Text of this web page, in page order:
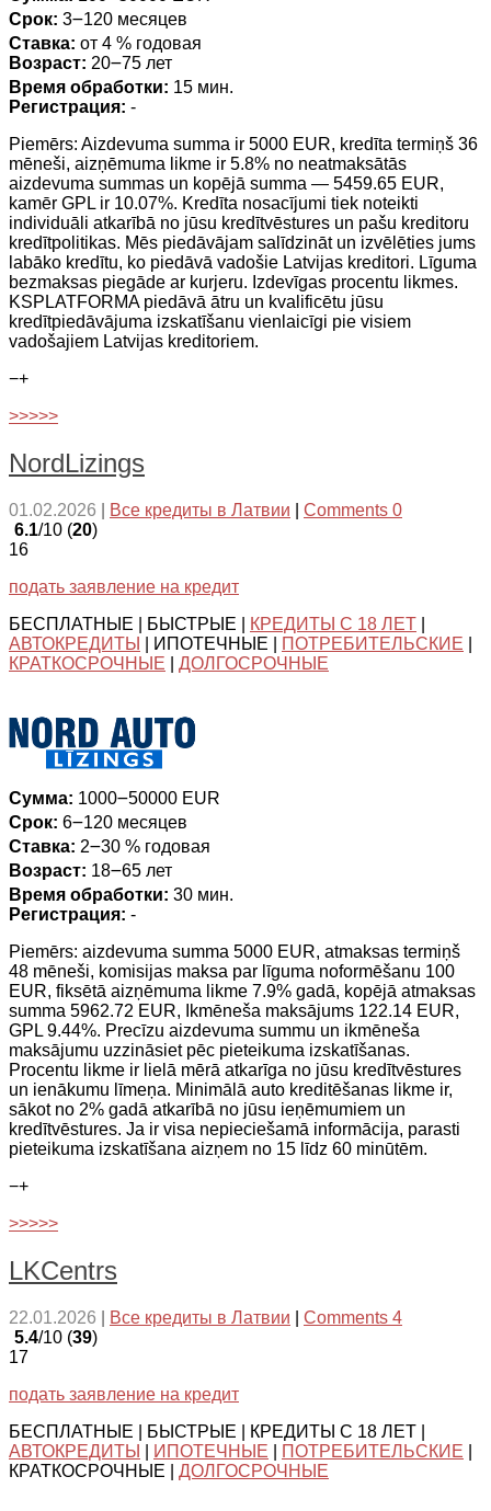
Срок: 3౼120 месяцев
Ставка: от 4 % годовая
Возраст: 20౼75 лет
Время обработки: 15 мин.
Регистрация: -
Piemērs: Aizdevuma summa ir 5000 EUR, kredīta termiņš 36
mēneši, aizņēmuma likme ir 5.8% no neatmaksātās
aizdevuma summas un kopējā summa — 5459.65 EUR,
kamēr GPL ir 10.07%. Kredīta nosacījumi tiek noteikti
individuāli atkarībā no jūsu kredītvēstures un pašu kreditoru
kredītpolitikas. Mēs piedāvājam salīdzināt un izvēlēties jums
labāko kredītu, ko piedāvā vadošie Latvijas kreditori. Līguma
bezmaksas piegāde ar kurjeru. Izdevīgas procentu likmes.
KSPLATFORMA piedāvā ātru un kvalificētu jūsu
kredītpiedāvājuma izskatīšanu vienlaicīgi pie visiem
vadošajiem Latvijas kreditoriem.
−+
>>>>>
NordLizings
01.02.2026 Все кредиты в Латвии
Comments 0
6.1/10 (20)
16
подать заявление на кредит
БЕСПЛАТНЫЕ | БЫСТРЫЕ |
КРЕДИТЫ С 18 ЛЕТ
АВТОКРЕДИТЫ
| ИПОТЕЧНЫЕ | ПОТРЕБИТЕЛЬСКИЕ
КРАТКОСРОЧНЫЕ
ДОЛГОСРОЧНЫЕ
Сумма: 1000౼50000 EUR
Срок: 6౼120 месяцев
Ставка: 2౼30 % годовая
Возраст: 18౼65 лет
Время обработки: 30 мин.
Регистрация: -
Piemērs: aizdevuma summa 5000 EUR, atmaksas termiņš
48 mēneši, komisijas maksa par līguma noformēšanu 100
EUR, fiksētā aizņēmuma likme 7.9% gadā, kopējā atmaksas
summa 5962.72 EUR, Ikmēneša maksājums 122.14 EUR,
GPL 9.44%. Precīzu aizdevuma summu un ikmēneša
maksājumu uzzināsiet pēc pieteikuma izskatīšanas.
Procentu likme ir lielā mērā atkarīga no jūsu kredītvēstures
un ienākumu līmeņa. Minimālā auto kreditēšanas likme ir,
sākot no 2% gadā atkarībā no jūsu ieņēmumiem un
kredītvēstures. Ja ir visa nepieciešamā informācija, parasti
pieteikuma izskatīšana aizņem no 15 līdz 60 minūtēm.
−+
>>>>>
LKCentrs
22.01.2026 Все кредиты в Латвии
Comments 4
5.4/10 (39)
17
подать заявление на кредит
БЕСПЛАТНЫЕ | БЫСТРЫЕ | КРЕДИТЫ С 18 ЛЕТ |
АВТОКРЕДИТЫ
ИПОТЕЧНЫЕ ПОТРЕБИТЕЛЬСКИЕ
КРАТКОСРОЧНЫЕ | ДОЛГОСРОЧНЫЕ